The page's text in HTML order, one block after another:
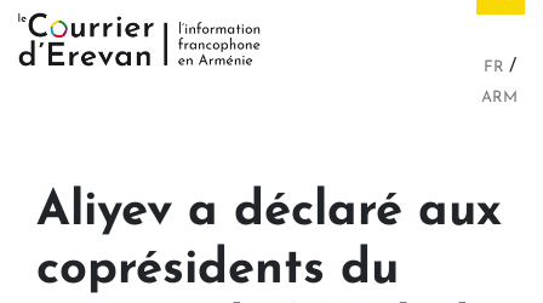
FR
ARM
Aliyev a déclaré aux
coprésidents du